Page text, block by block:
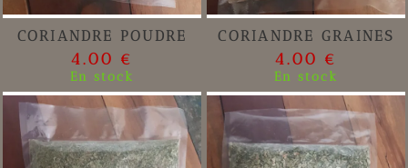
CORIANDRE POUDRE
4.00 €
En stock
CORIANDRE GRAINES
4.00 €
En stock